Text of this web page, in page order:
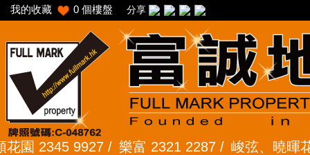
我的收藏 0 個樓盤 分享
9927 /樂富 2321 2287 /峻弦、曉暉花園